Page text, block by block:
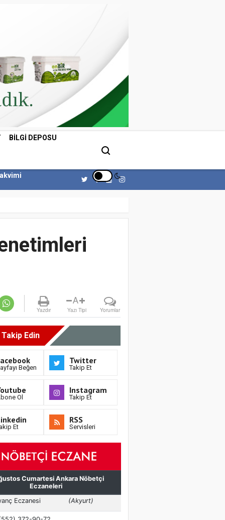
BILGI DEPOSU
Yazdır
A
Yazı Tipi Yorumlar
Edin
Beğen
Twitter
Takip Et
Ol
Instagram
Takip Et
Et
RSS
Servisleri